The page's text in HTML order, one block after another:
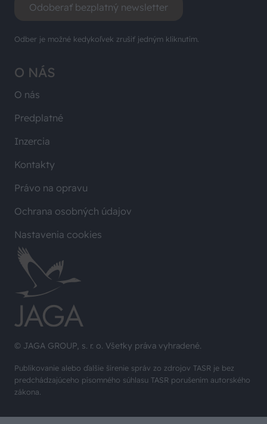
© JAGA GROUP, s. r. o. Všetky práva vyhradené.
Publikovanie alebo ďalšie šírenie správ zo zdrojov TASR je bez
predchádzajúceho písomného súhlasu TASR porušením autorského
zákona.
O NÁS
O nás
Predplatné
Inzercia
Kontakty
Právo na opravu
Ochrana osobných údajov
Nastavenia cookies
Odoberať bezplatný newsletter
Odber je možné kedykoľvek zrušiť jedným kliknutím.